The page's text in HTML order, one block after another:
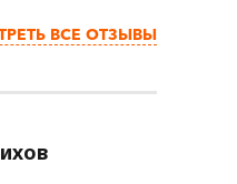
ВСЕ ОТЗЫВЫ